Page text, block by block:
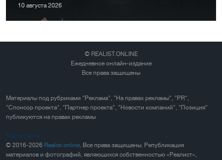
10 августа 2026
© REALIST.ONLINE
Ежедневное онлайн-издание
Все права защищены
Материалы под рубриками "Реклама", "На правах рекламы", "PR",
"Спонсор проекта", "Партнер проекта", "Новости компаний", "Позиция"
публикуются на правах рекламы
Карта сайта
© 2016-2026 Realist.online. Все права защищены. Републикация
материалов и фотографий, являющихся собственностью «Реалист»,